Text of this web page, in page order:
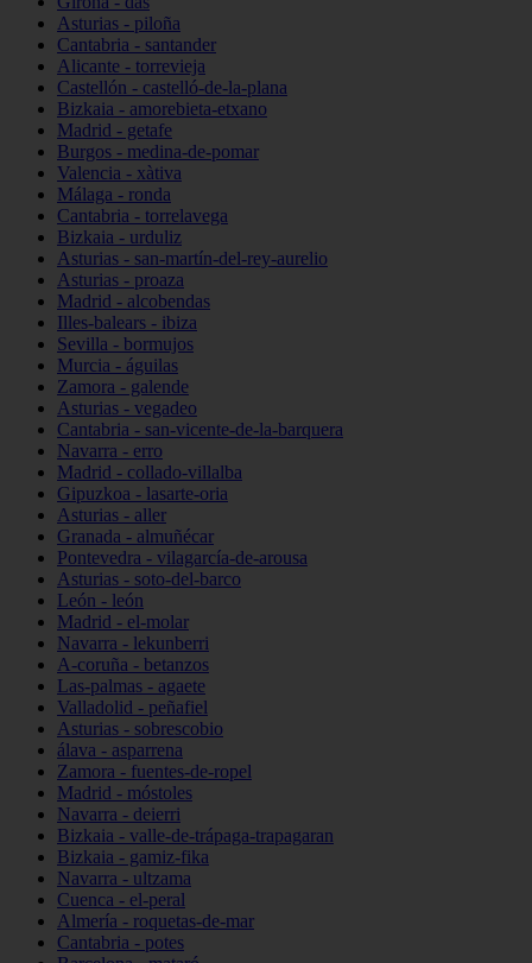
Asturias - piloña
Cantabria - santander
Alicante - torrevieja
Castellón - castelló-de-la-plana
Bizkaia - amorebieta-etxano
Madrid - getafe
Burgos - medina-de-pomar
Valencia - xàtiva
Málaga - ronda
Cantabria - torrelavega
Bizkaia - urduliz
Asturias - san-martín-del-rey-aurelio
Asturias - proaza
Madrid - alcobendas
Illes-balears - ibiza
Sevilla - bormujos
Murcia - águilas
Zamora - galende
Asturias - vegadeo
Cantabria - san-vicente-de-la-barquera
Navarra - erro
Madrid - collado-villalba
Gipuzkoa - lasarte-oria
Asturias - aller
Granada - almuñécar
Pontevedra - vilagarcía-de-arousa
Asturias - soto-del-barco
León - león
Madrid - el-molar
Navarra - lekunberri
A-coruña - betanzos
Las-palmas - agaete
Valladolid - peñafiel
Asturias - sobrescobio
álava - asparrena
Zamora - fuentes-de-ropel
Madrid - móstoles
Navarra - deierri
Bizkaia - valle-de-trápaga-trapagaran
Bizkaia - gamiz-fika
Navarra - ultzama
Cuenca - el-peral
Almería - roquetas-de-mar
Cantabria - potes